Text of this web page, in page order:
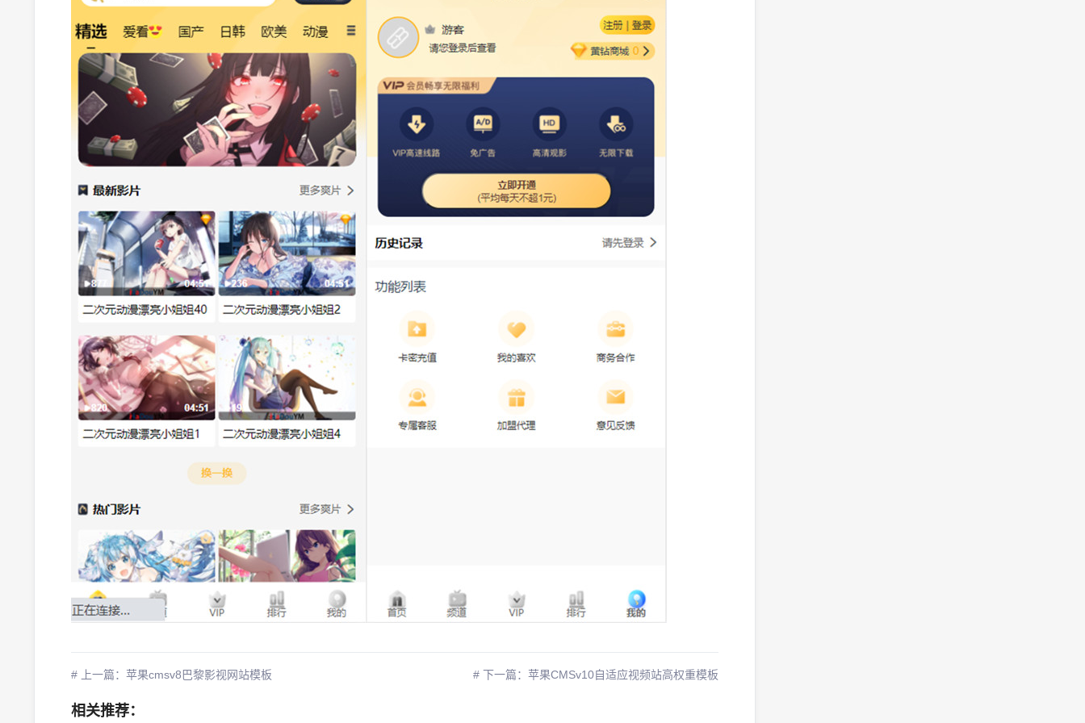
# 上一篇：苹果cmsv8巴黎影视网站模板 # 下一篇：苹果CMSv10自适应视频站高权重模板
相关推荐：